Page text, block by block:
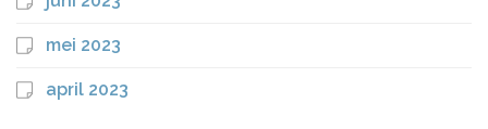
mei 2023
april 2023